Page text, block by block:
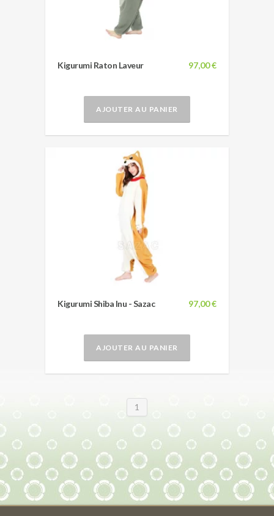
97,00 €
Kigurumi Raton Laveur
AJOUTER AU PANIER
97,00 €
Kigurumi Shiba Inu - Sazac
AJOUTER AU PANIER
1